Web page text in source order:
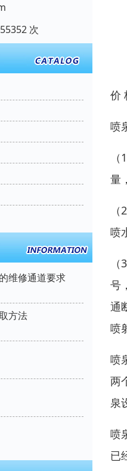
次
维修通道要求
方法
价
喷
量
喷
号
通
喷
喷
两
泉
喷
已